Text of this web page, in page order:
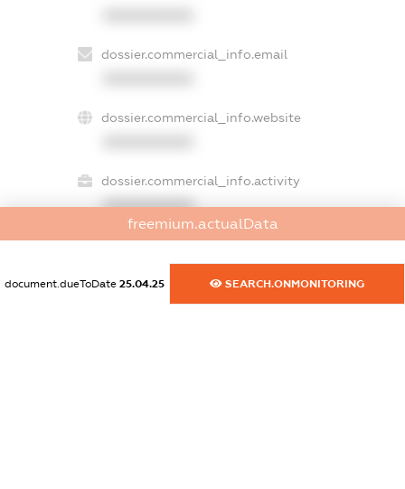
dossier.commercial_info.email
dossier.commercial_info.website
dossier.commercial_info.activity
XXXXXXXXXX
freemium.exampleText_1
freemium.exampleText_2
freemium.actualData
document.dueToDate 25.04.25 SEARCH.ONMONITORING